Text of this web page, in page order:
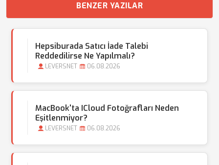
BENZER YAZILAR
Hepsiburada Satıcı İade Talebi
Reddedilirse Ne Yapılmalı?
LEVERSNET 06.08.2026
MacBook'ta ICloud Fotoğrafları Neden
Eşitlenmiyor?
LEVERSNET 06.08.2026